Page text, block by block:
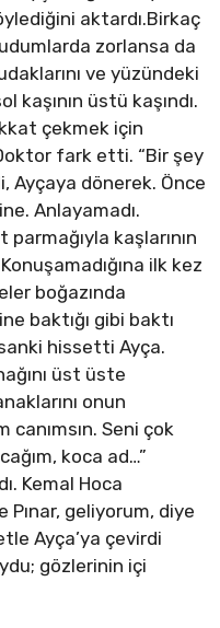
aktardı.Birkaç
zorlansa da
ve yüzündeki
kaşının üstü kaşındı.
çekmek için
fark etti. “Bir şey
Ayçaya dönerek. Önce
Anlayamadı.
parmağıyla kaşlarının
ilk kez
boğazında
baktığı gibi baktı
hissetti Ayça.
üst üste
onun
canımsın. Seni çok
koca ad…”
Kemal Hoca
Pınar, geliyorum, diye
Ayça’ya çevirdi
gözlerinin içi